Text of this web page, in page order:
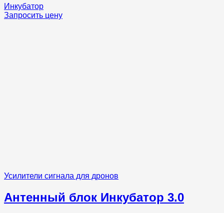
Инкубатор
Запросить цену
Усилители сигнала для дронов
Антенный блок Инкубатор 3.0